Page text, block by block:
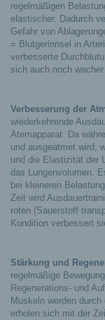
regelmäßigen
elastischer. Dadurch
Gefahr von
= Blutgerinnsel in
verbesserte
sich auch noch
Verbesserung der
wiederkehrende
Atemapparat. Da
und ausgeatmet wird,
und die Elastizität der
das Lungenvolumen.
bei kleineren
Zeit wird
roten (Sauerstoff
Kondition verbessert
Stärkung und
regelmäßige
Regenerations- und
Muskeln werden
erholen sich mit der